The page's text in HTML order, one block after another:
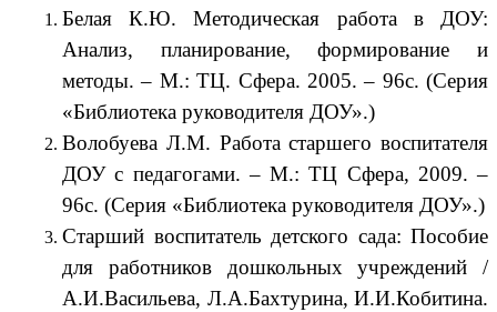
Белая К.Ю. Методическая работа в ДОУ:
Анализ, планирование, формирование и
методы. – М.: ТЦ. Сфера. 2005. – 96с. (Серия
«Библиотека руководителя ДОУ».)
Волобуева Л.М. Работа старшего воспитателя
ДОУ с педагогами. – М.: ТЦ Сфера, 2009. –
96с. (Серия «Библиотека руководителя ДОУ».)
Старший воспитатель детского сада: Пособие
для работников дошкольных учреждений /
А.И.Васильева, Л.А.Бахтурина, И.И.Кобитина.